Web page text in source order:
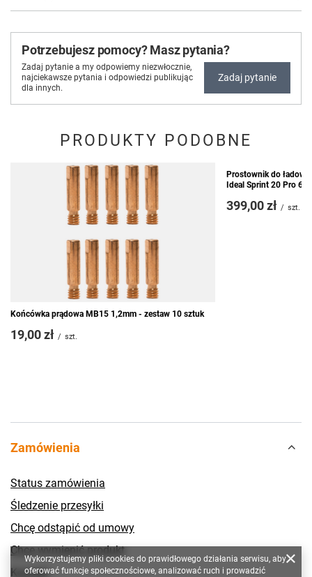
Potrzebujesz pomocy? Masz pytania?
Zadaj pytanie a my odpowiemy niezwłocznie,
najciekawsze pytania i odpowiedzi publikując
dla innych.
Zadaj pytanie
PRODUKTY PODOBNE
Końcówka prądowa MB15 1,2mm - zestaw 10 sztuk
19,00 zł / szt.
Prostownik do
Ideal Sprint 20 Pro 6/
399,00 zł / szt.
Zamówienia
Status zamówienia
Śledzenie przesyłki
Chcę odstąpić od umowy
Chcę wymienić produkt
Kontakt
Wykorzystujemy pliki cookies do prawidłowego działania serwisu, aby
oferować funkcje społecznościowe, analizować ruch i prowadzić